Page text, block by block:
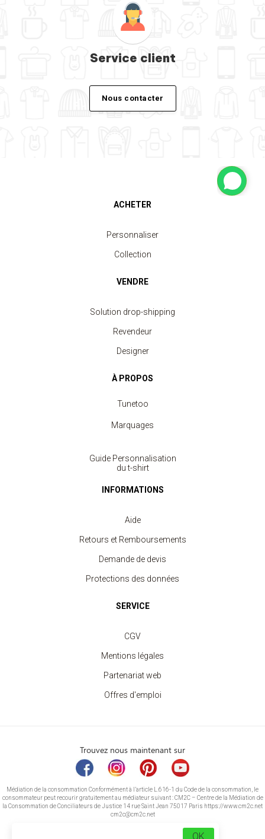
Service client
Nous contacter
ACHETER
Personnaliser
Collection
VENDRE
Solution drop-shipping
Revendeur
Designer
À PROPOS
Tunetoo
Marquages
Guide Personnalisation
du t-shirt
INFORMATIONS
Aide
Retours et Remboursements
Demande de devis
Protections des données
SERVICE
CGV
Mentions légales
Partenariat web
Offres d'emploi
Trouvez nous maintenant sur
Médiation de la consommation Conformément à l’article L.616-1 du Code de la consommation, le
consommateur peut recourir gratuitement au médiateur suivant : CM2C – Centre de la Médiation de
la Consommation de Conciliateurs de Justice 14 rue Saint Jean 75017 Paris https://www.cm2c.net
cm2c@cm2c.net
OK